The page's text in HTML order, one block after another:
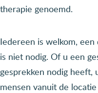
therapie genoemd.
Iedereen is welkom,
is niet nodig. Of u een
gesprekken nodig
mensen vanuit de